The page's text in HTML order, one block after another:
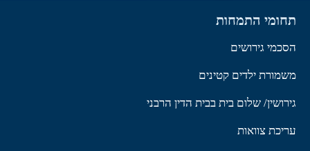
תחומי התמחות
הסכמי גירושים
משמורת ילדים קטינים
גירושין/ שלום בית בבית הדין הרבני
עריכת צוואות